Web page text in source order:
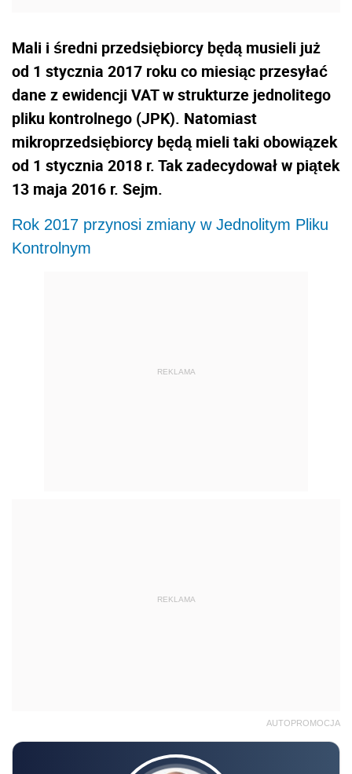
Mali i średni przedsiębiorcy będą musieli już
od 1 stycznia 2017 roku co miesiąc przesyłać
dane z ewidencji VAT w strukturze jednolitego
pliku kontrolnego (JPK). Natomiast
mikroprzedsiębiorcy będą mieli taki obowiązek
od 1 stycznia 2018 r. Tak zadecydował w piątek
13 maja 2016 r. Sejm.
Rok 2017 przynosi zmiany w Jednolitym Pliku
Kontrolnym
REKLAMA
REKLAMA
AUTOPROMOCJA